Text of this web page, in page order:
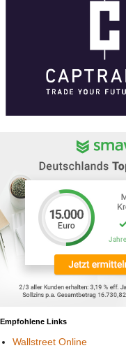
Empfohlene Links
Wallstreet Online